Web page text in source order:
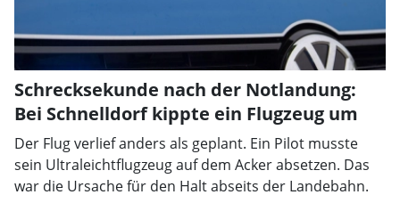
Schrecksekunde nach der Notlandung:
Bei Schnelldorf kippte ein Flugzeug um
Der Flug verlief anders als geplant. Ein Pilot musste
sein Ultraleichtflugzeug auf dem Acker absetzen. Das
war die Ursache für den Halt abseits der Landebahn.